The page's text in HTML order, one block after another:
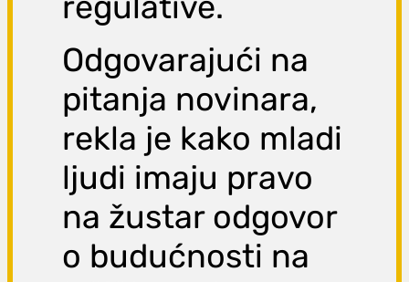
Odgovarajući na
pitanja novinara,
rekla je kako mladi
ljudi imaju pravo
na žustar odgovor
o budućnosti na